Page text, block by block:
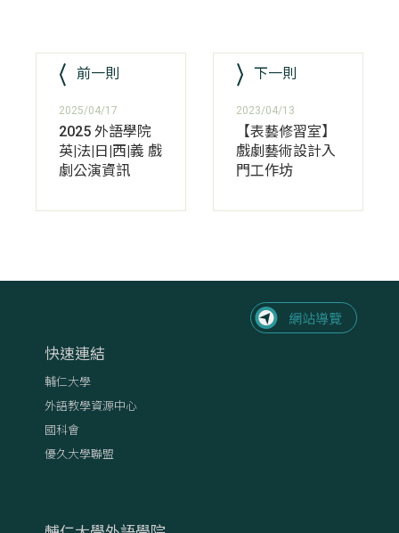
前一則
2025/04/17
2025 外語學院
英|法|日|西|義 戲
劇公演資訊
下一則
2023/04/13
【表藝修習室】
戲劇藝術設計入
門工作坊
快速連結
輔仁大學
外語教學資源中心
國科會
優久大學聯盟